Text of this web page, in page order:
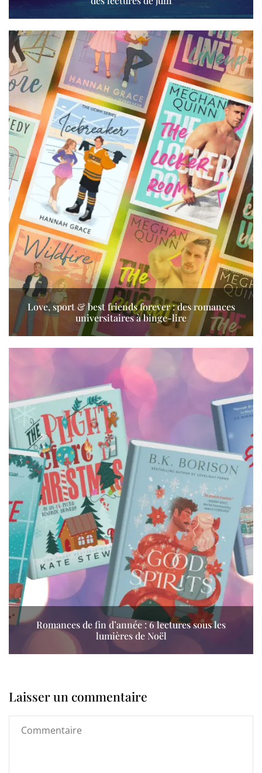
Love, sport & best friends forever : des romances
universitaires à binge-lire
Romances de fin d’année : 6 lectures sous les
lumières de Noël
Laisser un commentaire